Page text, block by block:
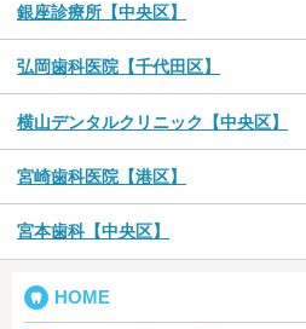
銀座診療所【中央区】
弘岡歯科医院【千代田区】
横山デンタルクリニック【中央区】
宮崎歯科医院【港区】
宮本歯科【中央区】
HOME